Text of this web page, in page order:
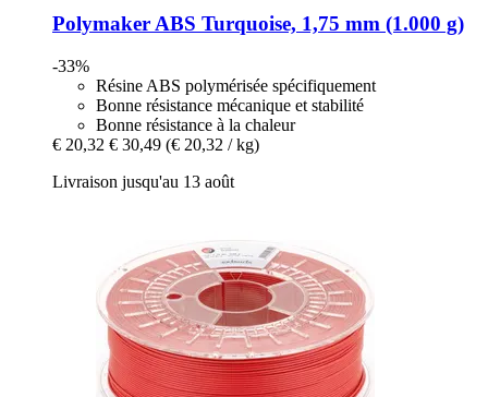
PolymakerABS Turquoise, 1,75 mm (1.000 g)
-33%
Résine ABS polymérisée spécifiquement
Bonne résistance mécanique et stabilité
Bonne résistance à la chaleur
€ 20,32 € 30,49 (€ 20,32 / kg)
Livraison jusqu'au 13 août